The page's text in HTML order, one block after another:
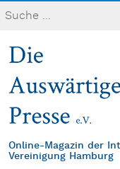
Online-Magazin der
Vereinigung Hamburg